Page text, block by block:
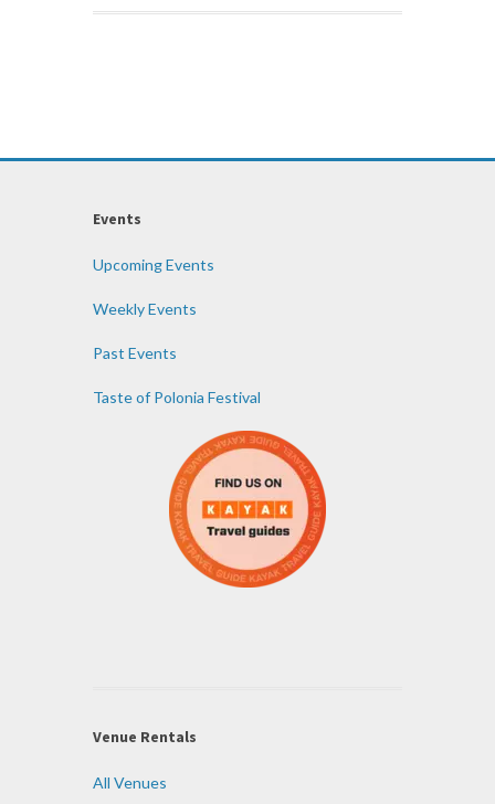
Events
Upcoming Events
Weekly Events
Past Events
Taste of Polonia Festival
Venue Rentals
All Venues